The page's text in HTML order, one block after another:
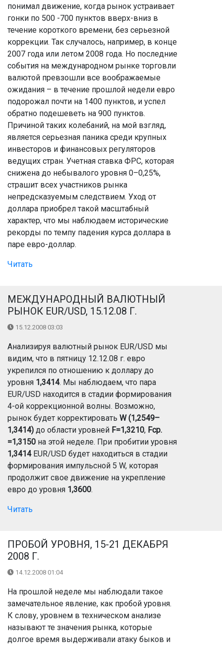
понимал движение, когда рынок устраивает
гонки по 500 -700 пунктов вверх-вниз в
течение короткого времени, без серьезной
коррекции. Так случалось, например, в конце
2007 года или летом 2008 года. Но последние
события на международном рынке торговли
валютой превзошли все воображаемые
ожидания – в течение прошлой недели евро
подорожал почти на 1400 пунктов, и успел
обратно подешеветь на 900 пунктов.
Причиной таких колебаний, на мой взгляд,
является серьезная паника среди крупных
инвесторов и финансовых регуляторов
ведущих стран. Учетная ставка ФРС, которая
снижена до небывалого уровня 0–0,25%,
страшит всех участников рынка
непредсказуемым следствием. Уход от
доллара приобрел такой масштабный
характер, что мы наблюдаем исторические
рекорды по темпу падения курса доллара в
паре евро-доллар.
Читать
МЕЖДУНАРОДНЫЙ ВАЛЮТНЫЙ
РЫНОК EUR/USD, 15.12.08 Г.
15.12.2008 03:03
Анализируя валютный рынок EUR/USD мы
видим, что в пятницу 12.12.08 г. евро
укрепился по отношению к доллару до
уровня 1,3414. Мы наблюдаем, что пара
EUR/USD находится в стадии формирования
4-ой коррекционной волны. Возможно,
рынок будет корректировать W (1,2549–
1,3414) до области уровней F=1,3210, Fср.
=1,3150 на этой неделе. При пробитии уровня
1,3414EUR/USD будет находиться в стадии
формирования импульсной 5 W, которая
продолжит свое движение на укрепление
евро до уровня 1,3600.
Читать
ПРОБОЙ УРОВНЯ, 15-21 ДЕКАБРЯ
2008 Г.
14.12.2008 01:04
На прошлой неделе мы наблюдали такое
замечательное явление, как пробой уровня.
К слову, уровнем в техническом анализе
называют те значения рынка, которые
долгое время выдерживали атаку быков и